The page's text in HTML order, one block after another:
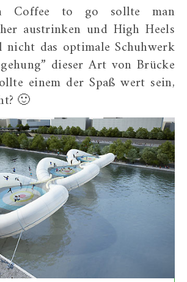
Coffee to go sollte man
austrinken und High Heels
nicht das optimale Schuhwerk
dieser Art von Brücke
einem der Spaß wert sein,
🙂